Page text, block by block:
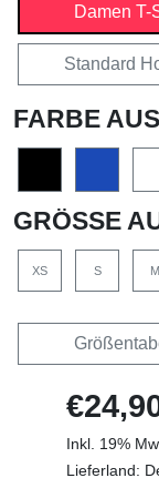
Damen T-
Standard
FARBE
GRÖSSE
XS S M
Inkl. 19%
Lieferland: